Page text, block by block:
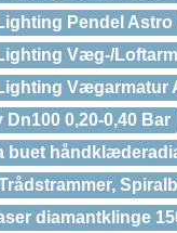
Pendel Astro
Væg-/
Vægarmatur
Dn100 0,20-0,40 Bar
buet
diamantklinge